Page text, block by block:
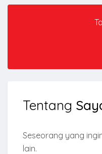
Tentang
Seseorang yang
lain.